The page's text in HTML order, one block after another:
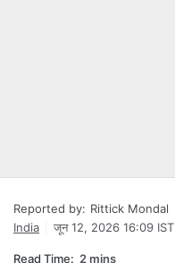
Reported by: Rittick Mondal
India
जून 12, 2026 16:09 IST
Read Time: 2 mins